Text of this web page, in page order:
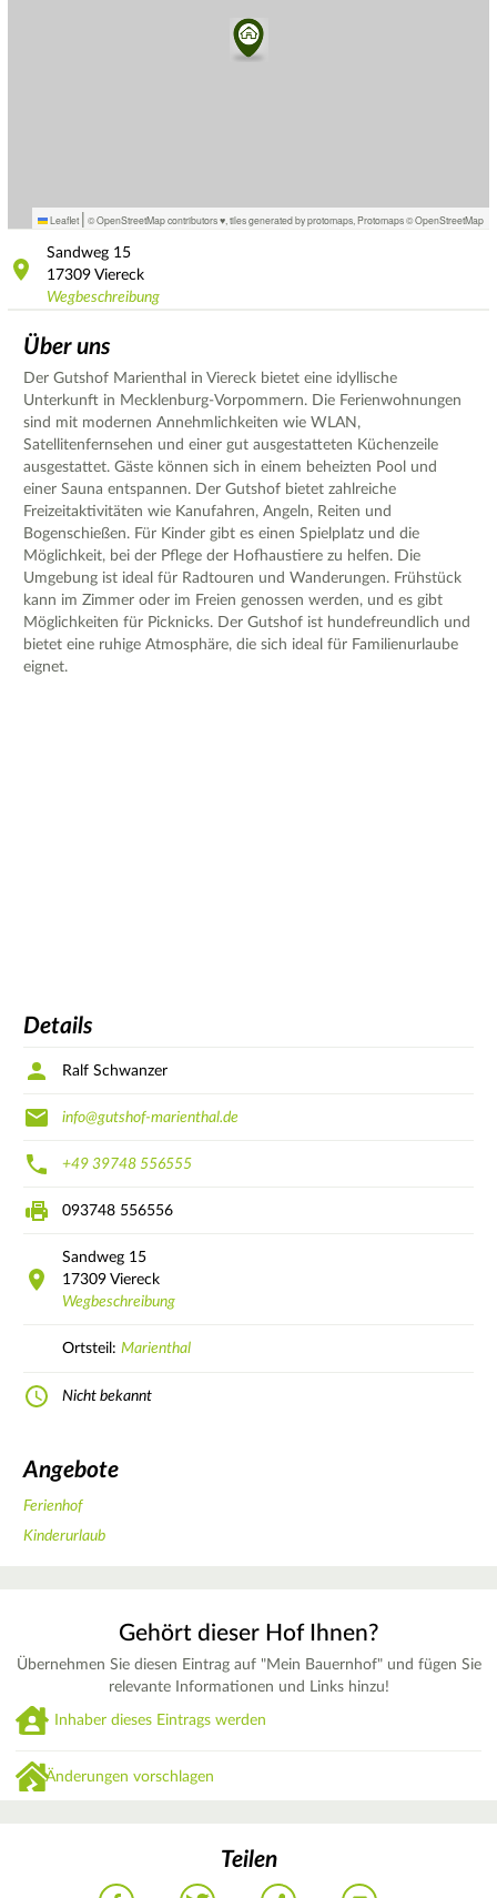
Leaflet | © OpenStreetMap contributors ♥, tiles generated by protomaps Protomaps©OpenStreetMap
Sandweg 15
17309 Viereck
Wegbeschreibung
Über uns
Der Gutshof Marienthal in Viereck bietet eine idyllische
Unterkunft in Mecklenburg-Vorpommern. Die Ferienwohnungen
sind mit modernen Annehmlichkeiten wie WLAN,
Satellitenfernsehen und einer gut ausgestatteten Küchenzeile
ausgestattet. Gäste können sich in einem beheizten Pool und
einer Sauna entspannen. Der Gutshof bietet zahlreiche
Freizeitaktivitäten wie Kanufahren, Angeln, Reiten und
Bogenschießen. Für Kinder gibt es einen Spielplatz und die
Möglichkeit, bei der Pflege der Hofhaustiere zu helfen. Die
Umgebung ist ideal für Radtouren und Wanderungen. Frühstück
kann im Zimmer oder im Freien genossen werden, und es gibt
Möglichkeiten für Picknicks. Der Gutshof ist hundefreundlich und
bietet eine ruhige Atmosphäre, die sich ideal für Familienurlaube
eignet.
Details
Ralf Schwanzer
info@gutshof-marienthal.de
+49 39748 556555
093748 556556
Sandweg 15
17309 Viereck
Wegbeschreibung
Ortsteil: Marienthal
Nicht bekannt
Angebote
Ferienhof
Kinderurlaub
Gehört dieser Hof Ihnen?
Übernehmen Sie diesen Eintrag auf "Mein Bauernhof" und fügen Sie
relevante Informationen und Links hinzu!
Inhaber dieses Eintrags werden
Änderungen vorschlagen
Teilen